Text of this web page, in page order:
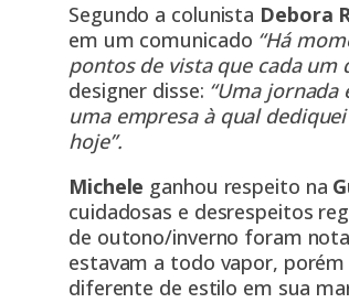
Segundo a colunista Debora
em um comunicado “Há
pontos de vista que cada um
designer disse: “Uma
uma empresa à qual
hoje”.
Michele ganhou respeito na
cuidadosas e desrespeitos
de outono/inverno foram
estavam a todo vapor,
diferente de estilo em sua